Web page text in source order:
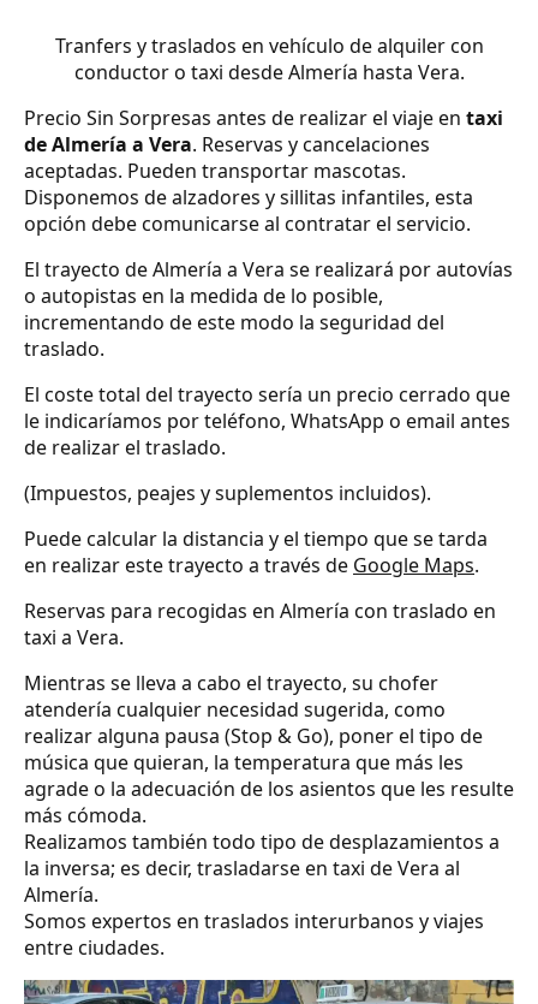
Tranfers y traslados en vehículo de alquiler con
conductor o taxi desde Almería hasta Vera.
Precio Sin Sorpresas antes de realizar el viaje en taxi
de Almería a Vera. Reservas y cancelaciones
aceptadas. Pueden transportar mascotas.
Disponemos de alzadores y sillitas infantiles, esta
opción debe comunicarse al contratar el servicio.
El trayecto de Almería a Vera se realizará por autovías
o autopistas en la medida de lo posible,
incrementando de este modo la seguridad del
traslado.
El coste total del trayecto sería un precio cerrado que
le indicaríamos por teléfono, WhatsApp o email antes
de realizar el traslado.
(Impuestos, peajes y suplementos incluidos).
Puede calcular la distancia y el tiempo que se tarda
en realizar este trayecto a través de Google Maps.
Reservas para recogidas en Almería con traslado en
taxi a Vera.
Mientras se lleva a cabo el trayecto, su chofer
atendería cualquier necesidad sugerida, como
realizar alguna pausa (Stop & Go), poner el tipo de
música que quieran, la temperatura que más les
agrade o la adecuación de los asientos que les resulte
más cómoda.
Realizamos también todo tipo de desplazamientos a
la inversa; es decir, trasladarse en taxi de Vera al
Almería.
Somos expertos en traslados interurbanos y viajes
entre ciudades.